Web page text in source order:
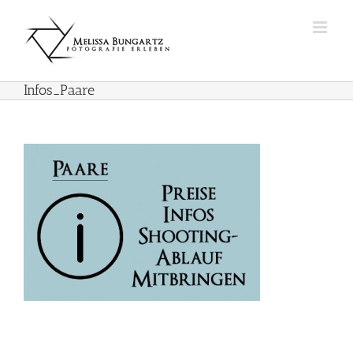
springen
Infos_Paare